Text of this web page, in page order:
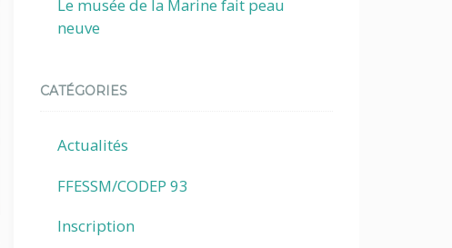
Le musée de la Marine fait peau
neuve
CATÉGORIES
Actualités
FFESSM/CODEP 93
Inscription